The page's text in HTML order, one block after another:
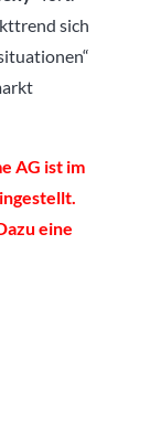
sich
AG ist im
eine